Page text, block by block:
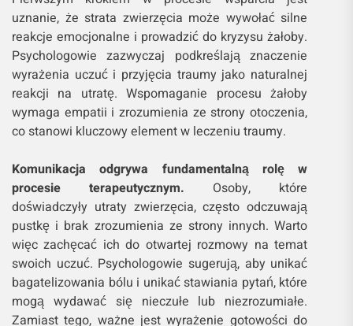
uznanie, że strata zwierzęcia może wywołać silne
reakcje emocjonalne i prowadzić do kryzysu żałoby.
Psychologowie zazwyczaj podkreślają znaczenie
wyrażenia uczuć i przyjęcia traumy jako naturalnej
reakcji na utratę. Wspomaganie procesu żałoby
wymaga empatii i zrozumienia ze strony otoczenia,
co stanowi kluczowy element w leczeniu traumy.
Komunikacja odgrywa fundamentalną rolę w
procesie terapeutycznym. Osoby, które
doświadczyły utraty zwierzęcia, często odczuwają
pustkę i brak zrozumienia ze strony innych. Warto
więc zachęcać ich do otwartej rozmowy na temat
swoich uczuć. Psychologowie sugerują, aby unikać
bagatelizowania bólu i unikać stawiania pytań, które
mogą wydawać się nieczułe lub niezrozumiałe.
Zamiast tego, ważne jest wyrażenie gotowości do